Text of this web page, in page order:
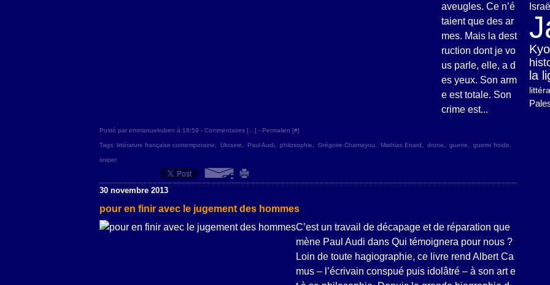
aveugles. Ce n’é
taient que des ar
mes. Mais la dest
ruction dont je vo
us parle, elle, a d
es yeux. Son arm
e est totale. Son
crime est...
Posté par emmanuelruben à 18:59 - Commentaires [ ] - Permalien [#]
Tags: littérature française contemporaine Ukraine Paul Audi philosophie Grégoire Chamayou Mathias Enard drone guerre guerre froide
sniper
30 novembre 2013
pour en finir avec le jugement des hommes
C’est un travail de décapage et de réparation que
mène Paul Audi dans Qui témoignera pour nous ?
Loin de toute hagiographie, ce livre rend Albert Ca
mus – l’écrivain conspué puis idolâtré – à son art e
Israël
la